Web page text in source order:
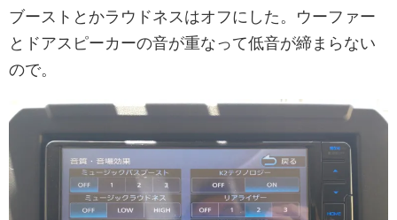
ブーストとかラウドネスはオフにした。ウーファー
とドアスピーカーの音が重なって低音が締まらない
ので。